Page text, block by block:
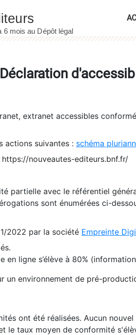
Déclaration
extranet accessibles
actions suivantes : schéma
https://nouveautes-editeurs.bnf.fr/
partielle avec le référentiel
sont énumérées ci-
2022 par la société Empreinte
ligne s’élève à 80%
un environnement de pré-
ont été réalisées. Aucun
le taux moyen de conformité